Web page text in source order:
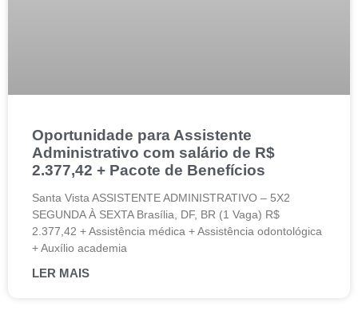
Oportunidade para Assistente
Administrativo com salário de R$
2.377,42 + Pacote de Benefícios
Santa Vista ASSISTENTE ADMINISTRATIVO – 5X2
SEGUNDA À SEXTA Brasília, DF, BR (1 Vaga) R$
2.377,42 + Assistência médica + Assistência odontológica
+ Auxílio academia
LER MAIS